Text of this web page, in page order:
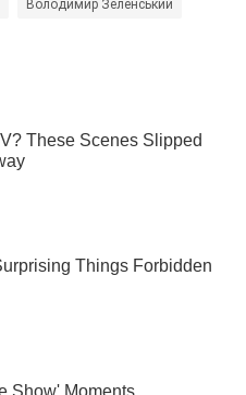
Володимир Зеленський